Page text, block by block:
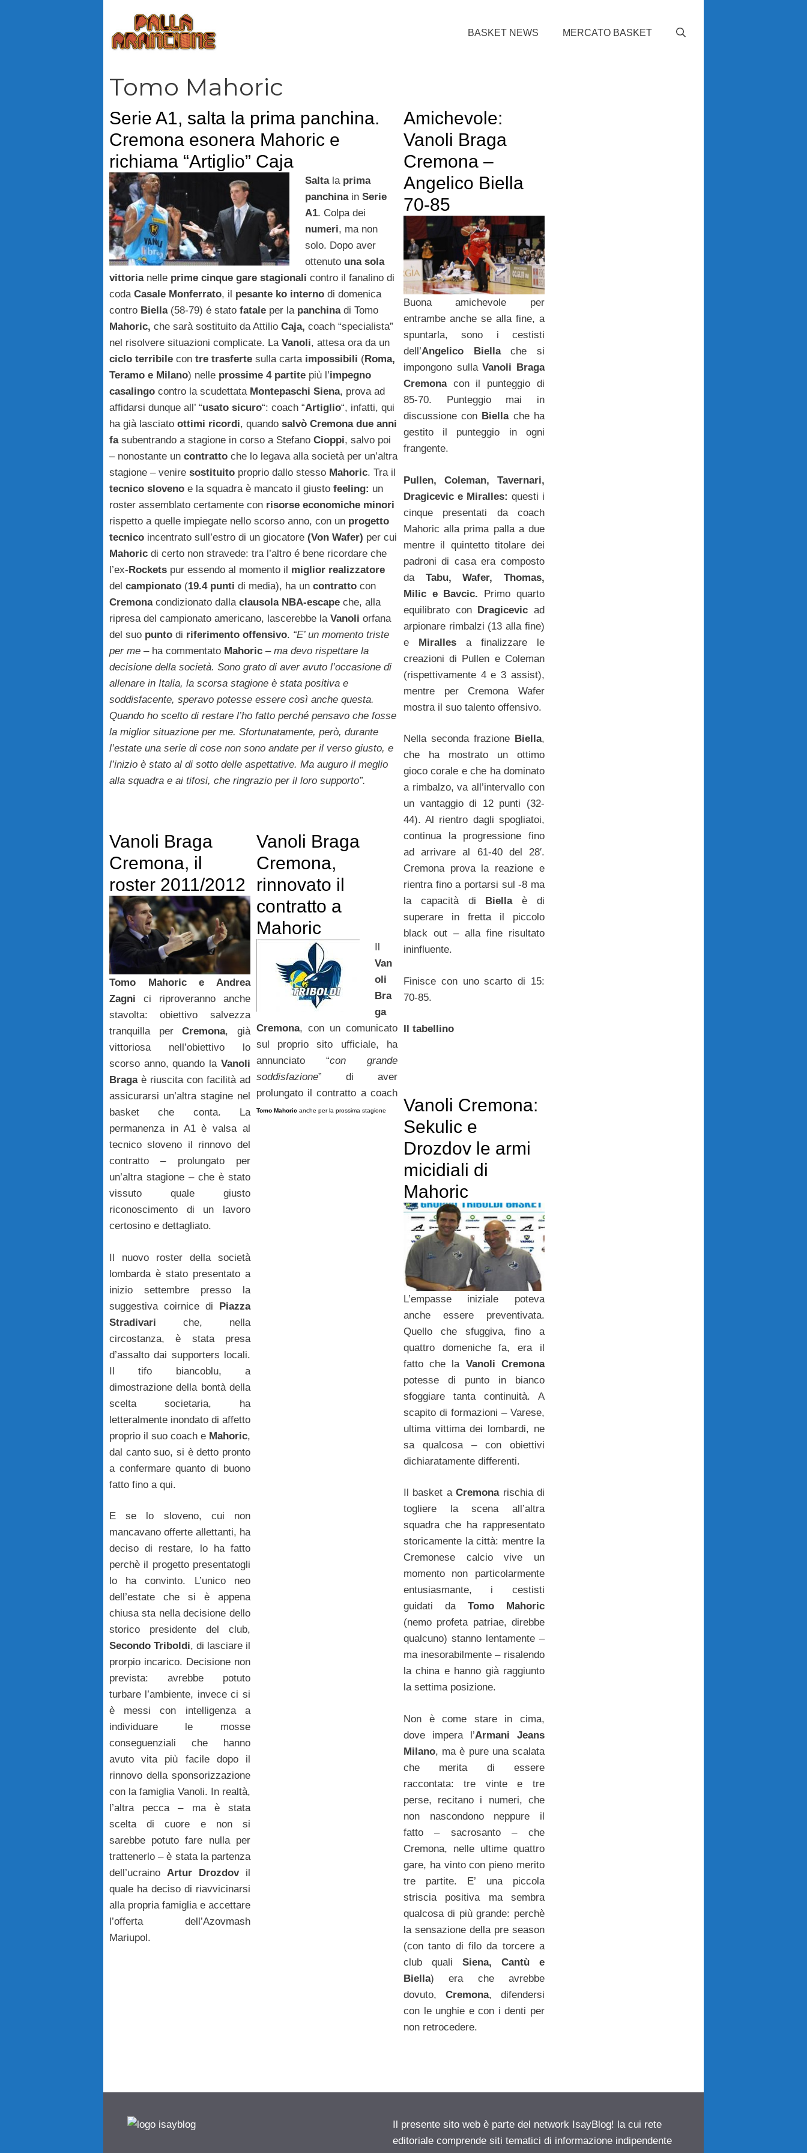
BASKET NEWS MERCATO BASKET
Tomo Mahoric
Serie A1, salta la prima panchina.
Cremona esonera Mahoric e
richiama “Artiglio” Caja
Saltala prima
panchinain Serie
A1. Colpa dei
numeri, ma non
solo. Dopo aver
ottenuto una sola
vittorianelle prime cinque gare stagionali contro il fanalino di
coda Casale Monferrato, il pesante ko interno di domenica
contro Biella(58-79) é stato fatale per la panchinadi Tomo
Mahoric, che sarà sostituito da Attilio Caja, coach “specialista”
nel risolvere situazioni complicate. La Vanoli, attesa ora da un
ciclo terribile con tre trasferte sulla carta impossibili (Roma,
Teramo e Milano) nelle prossime 4 partite più l’impegno
casalingo contro la scudettata Montepaschi Siena, prova ad
affidarsi dunque all’ “usato sicuro“: coach “Artiglio“, infatti, qui
ha già lasciato ottimi ricordi, quando salvò Cremona due anni
fasubentrando a stagione in corso a Stefano Cioppi, salvo poi
– nonostante un contratto che lo legava alla società per un’altra
stagione – venire sostituito proprio dallo stesso Mahoric. Tra il
tecnico sloveno e la squadra è mancato il giusto feeling: un
roster assemblato certamente con risorse economiche minori
rispetto a quelle impiegate nello scorso anno, con un progetto
tecnico incentrato sull’estro di un giocatore (Von Wafer) per cui
Mahoric di certo non stravede: tra l’altro é bene ricordare che
l’ex-Rockets pur essendo al momento il miglior realizzatore
del campionato (19.4 punti di media), ha un contratto con
Cremonacondizionato dalla clausola NBA-escape che, alla
ripresa del campionato americano, lascerebbe la Vanoli orfana
del suo punto di riferimento offensivo. “E’ un momento triste
per me – ha commentato Mahoric – ma devo rispettare la
decisione della società. Sono grato di aver avuto l’occasione di
allenare in Italia, la scorsa stagione è stata positiva e
soddisfacente, speravo potesse essere così anche questa.
Quando ho scelto di restare l’ho fatto perché pensavo che fosse
la miglior situazione per me. Sfortunatamente, però, durante
l’estate una serie di cose non sono andate per il verso giusto, e
l’inizio è stato al di sotto delle aspettative. Ma auguro il meglio
alla squadra e ai tifosi, che ringrazio per il loro supporto”.
Amichevole:
Vanoli Braga
Cremona –
Angelico Biella
70-85
Buona amichevole per
entrambe anche se alla fine, a
spuntarla, sono i cestisti
dell’Angelico Biellache si
impongono sullaVanoli Braga
Cremonacon il punteggio di
85-70. Punteggio mai in
discussione con Biellache ha
gestito il punteggio in ogni
frangente.
Pullen, Coleman, Tavernari,
Dragicevic e Miralles: questi i
cinque presentati da coach
Mahoric alla prima palla a due
mentre il quintetto titolare dei
padroni di casa era composto
da Tabu, Wafer, Thomas,
Milic e Bavcic. Primo quarto
equilibrato con Dragicevic ad
arpionare rimbalzi (13 alla fine)
e Mirallesa finalizzare le
creazioni di Pullen e Coleman
(rispettivamente 4 e 3 assist),
mentre per Cremona Wafer
mostra il suo talento offensivo.
Nella seconda frazione Biella,
che ha mostrato un ottimo
gioco corale e che ha dominato
a rimbalzo, va all’intervallo con
un vantaggio di 12 punti (32-
44). Al rientro dagli spogliatoi,
continua la progressione fino
ad arrivare al 61-40 del 28′.
Cremona prova la reazione e
rientra fino a portarsi sul -8 ma
la capacità di
Biellaè di
superare in fretta il piccolo
black out – alla fine risultato
ininfluente.
Finisce con uno scarto di 15:
70-85.
Il tabellino
Vanoli Braga
Cremona, il
roster 2011/2012
Tomo Mahoric e Andrea
Zagni ci riproveranno anche
stavolta: obiettivo salvezza
tranquilla perCremona, già
vittoriosa nell’obiettivo lo
scorso anno, quando la Vanoli
Bragaè riuscita con facilità ad
assicurarsi un’altra stagine nel
basket che conta. La
permanenza in A1 è valsa al
tecnico sloveno il rinnovo del
contratto – prolungato per
un’altra stagione – che è stato
vissuto quale giusto
riconoscimento di un lavoro
certosino e dettagliato.
Il nuovo roster della società
lombarda è stato presentato a
inizio settembre presso la
suggestiva coirnice di Piazza
Stradivari che, nella
circostanza, è stata presa
d’assalto dai supporters locali.
Il tifo biancoblu, a
dimostrazione della bontà della
scelta societaria, ha
letteralmente inondato di affetto
proprio il suo coach e Mahoric,
dal canto suo, si è detto pronto
a confermare quanto di buono
fatto fino a qui.
E se lo sloveno, cui non
mancavano offerte allettanti, ha
deciso di restare, lo ha fatto
perchè il progetto presentatogli
lo ha convinto. L’unico neo
dell’estate che si è appena
chiusa sta nella decisione dello
storico presidente del club,
Secondo Triboldi, di lasciare il
prorpio incarico. Decisione non
prevista: avrebbe potuto
turbare l’ambiente, invece ci si
è messi con intelligenza a
individuare le mosse
conseguenziali che hanno
avuto vita più facile dopo il
rinnovo della sponsorizzazione
con la famiglia Vanoli. In realtà,
l’altra pecca – ma è stata
scelta di cuore e non si
sarebbe potuto fare nulla per
trattenerlo – è stata la partenza
dell’ucraino Artur Drozdovil
quale ha deciso di riavvicinarsi
alla propria famiglia e accettare
l’offerta dell’Azovmash
Mariupol.
Vanoli Braga
Cremona,
rinnovato il
contratto a
Mahoric
Il
Van
oli
Bra
ga
Cremona, con un comunicato
sul proprio sito ufficiale, ha
annunciato “con grande
soddisfazione” di aver
prolungato il contratto a coach
Tomo Mahoric anche per la prossima stagione
Vanoli Cremona:
Sekulic e
Drozdov le armi
micidiali di
Mahoric
L’empasse iniziale poteva
anche essere preventivata.
Quello che sfuggiva, fino a
quattro domeniche fa, era il
fatto che la Vanoli Cremona
potesse di punto in bianco
sfoggiare tanta continuità. A
scapito di formazioni – Varese,
ultima vittima dei lombardi, ne
sa qualcosa – con obiettivi
dichiaratamente differenti.
Il basket aCremona rischia di
togliere la scena all’altra
squadra che ha rappresentato
storicamente la città: mentre la
Cremonese calcio vive un
momento non particolarmente
entusiasmante, i cestisti
guidati da Tomo Mahoric
(nemo profeta patriae, direbbe
qualcuno) stanno lentamente –
ma inesorabilmente – risalendo
la china e hanno già raggiunto
la settima posizione.
Non è come stare in cima,
dove impera l’Armani Jeans
Milano, ma è pure una scalata
che merita di essere
raccontata: tre vinte e tre
perse, recitano i numeri, che
non nascondono neppure il
fatto – sacrosanto – che
Cremona, nelle ultime quattro
gare, ha vinto con pieno merito
tre partite. E’ una piccola
striscia positiva ma sembra
qualcosa di più grande: perchè
la sensazione della pre season
(con tanto di filo da torcere a
club quali Siena, Cantù e
Biella) era che avrebbe
dovuto, Cremona, difendersi
con le unghie e con i denti per
non retrocedere.
Il presente sito web è parte del network IsayBlog! la cui rete
editoriale comprende siti tematici di informazione indipendente